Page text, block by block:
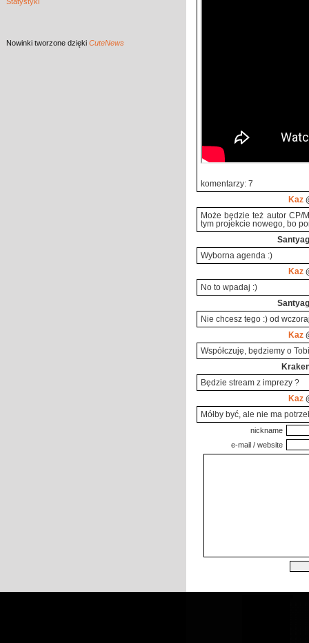
Nowinki tworzone dzięki CuteNews
komentarzy: 7
Kaz
Może będzie też autor CP/
tym projekcie nowego, bo
Wyborna agenda :)
Kaz
No to wpadaj :)
Nie chcesz tego :) od
Kaz
Współczuję, będziemy o
Będzie stream z imprezy ?
Kaz
Mółby być, ale nie ma
nickname
e-mail / website